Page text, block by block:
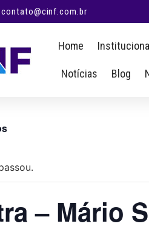
contato@cinf.com.br
Home Institucional
Notícias Blog
– Mário